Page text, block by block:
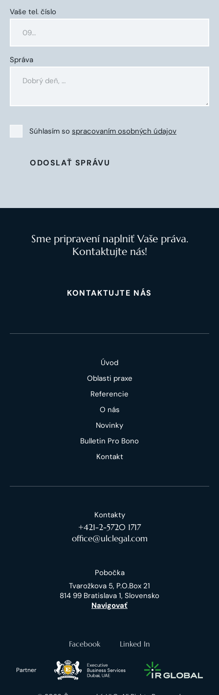
Vaše tel. číslo
Správa
Súhlasím so spracovaním osobných údajov
ODOSLAŤ SPRÁVU
Sme pripravení naplniť Vaše práva.
Kontaktujte nás!
KONTAKTUJTE NÁS
Úvod
Oblasti praxe
Referencie
O nás
Novinky
Bulletin Pro Bono
Kontakt
Kontakty
+421-2-5720 1717
office@ulclegal.com
Pobočka
Tvarožkova 5, P.O.Box 21
814 99 Bratislava 1, Slovensko
Navigovať
Facebook Linked In
Partner